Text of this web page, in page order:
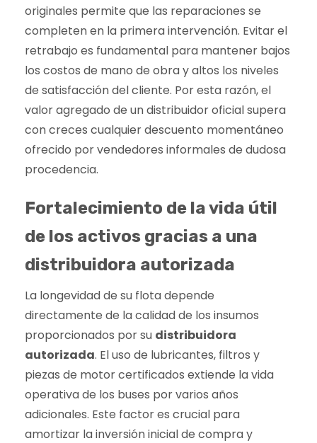
originales permite que las reparaciones se
completen en la primera intervención. Evitar el
retrabajo es fundamental para mantener bajos
los costos de mano de obra y altos los niveles
de satisfacción del cliente. Por esta razón, el
valor agregado de un distribuidor oficial supera
con creces cualquier descuento momentáneo
ofrecido por vendedores informales de dudosa
procedencia.
Fortalecimiento de la vida útil
de los activos gracias a una
distribuidora autorizada
La longevidad de su flota depende
directamente de la calidad de los insumos
proporcionados por su distribuidora
autorizada. El uso de lubricantes, filtros y
piezas de motor certificados extiende la vida
operativa de los buses por varios años
adicionales. Este factor es crucial para
amortizar la inversión inicial de compra y